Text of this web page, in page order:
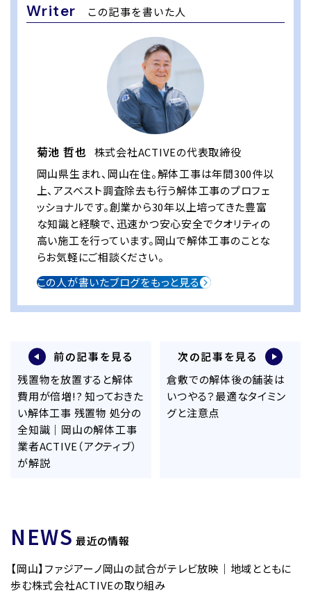
Writer この記事を書いた人
菊池 哲也 株式会社ACTIVEの代表取締役
岡山県生まれ、岡山在住。解体工事は年間300件以
上、アスベスト調査除去も行う解体工事のプロフェ
ッショナルです。創業から30年以上培ってきた豊富
な知識と経験で、迅速かつ安心安全でクオリティの
高い施工を行っています。岡山で解体工事のことな
らお気軽にご相談ください。
この人が書いたブログをもっと見る
前の記事を見る
残置物を放置すると解体
費用が倍増!? 知っておきた
い解体工事 残置物 処分の
全知識｜岡山の解体工事
業者ACTIVE（アクティブ）
が解説
次の記事を見る
倉敷での解体後の舗装は
いつやる？最適なタイミン
グと注意点
NEWS 最近の情報
【岡山】ファジアーノ岡山の試合がテレビ放映｜地域とともに
歩む株式会社ACTIVEの取り組み